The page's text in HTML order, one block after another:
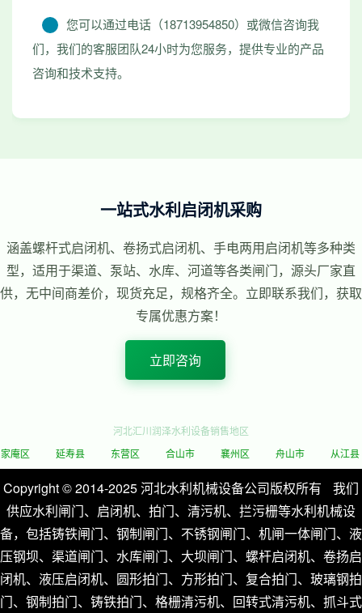
您可以通过电话（18713954850）或微信咨询我
们，我们的客服团队24小时为您服务，提供专业的产品
咨询和技术支持。
一站式水利启闭机采购
涵盖螺杆式启闭机、卷扬式启闭机、手电两用启闭机等多种类
型，适用于渠道、泵站、水库、河道等各类闸门，源头厂家直
供，无中间商差价，现货充足，规格齐全。立即联系我们，获取
专属优惠方案！
立即咨询
河北汇川润泽水利设备销售地区
延寿县
东营区 合山市 襄州区 舟山市 从江县
Copyright © 2014-2025 河北水利机械设备公司版权所有
我们
供应水利闸门、启闭机、拍门、清污机、拦污栅等水利机械设
备，包括铸铁闸门、钢制闸门、不锈钢闸门、机闸一体闸门、液
压钢坝、渠道闸门、水库闸门、大坝闸门、螺杆启闭机、卷扬启
闭机、液压启闭机、圆形拍门、方形拍门、复合拍门、玻璃钢拍
门、钢制拍门、铸铁拍门、格栅清污机、回转式清污机、抓斗式